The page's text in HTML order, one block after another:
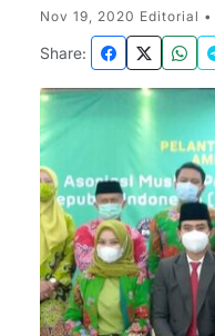
Nov 19, 2020 Editorial •
Share: